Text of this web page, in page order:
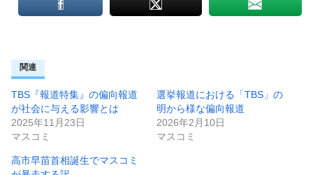
関連
TBS『報道特集』の偏向報道
が社会に与える影響とは
2025年11月23日
マスコミ
選挙報道における「TBS」の
明から様な偏向報道
2026年2月10日
マスコミ
高市早苗首相誕生でマスコミ